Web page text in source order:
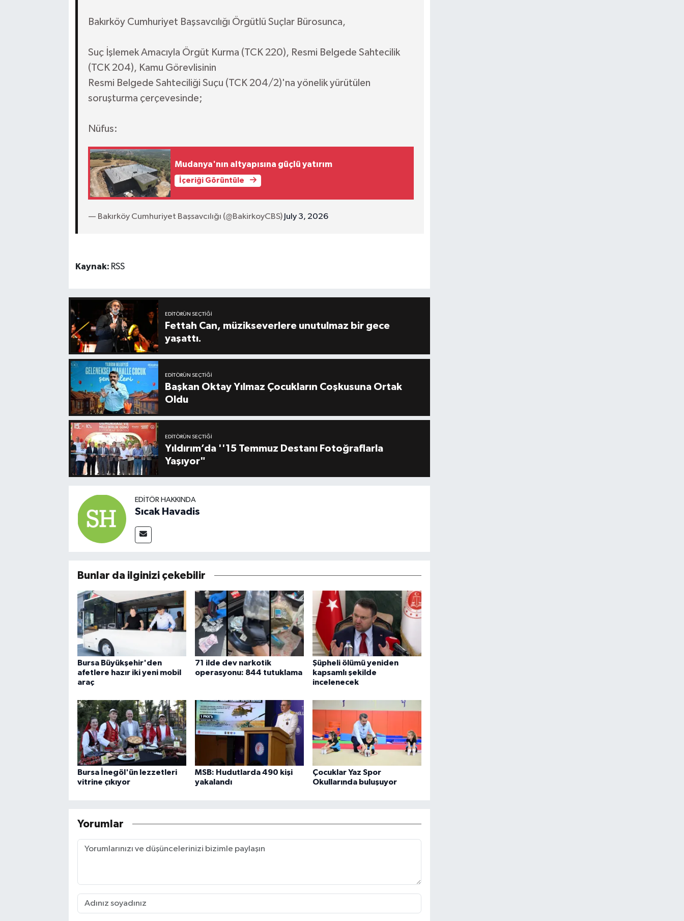
Bakırköy Cumhuriyet Başsavcılığı Örgütlü Suçlar Bürosunca,
Suç İşlemek Amacıyla Örgüt Kurma (TCK 220), Resmi Belgede Sahtecilik
(TCK 204), Kamu Görevlisinin
Resmi Belgede Sahteciliği Suçu (TCK 204/2)'na yönelik yürütülen
soruşturma çerçevesinde;
Nüfus:
Mudanya'nın altyapısına güçlü yatırım
İçeriği Görüntüle
— Bakırköy Cumhuriyet Başsavcılığı (@BakirkoyCBS) July 3, 2026
Kaynak: RSS
EDITÖRÜN SEÇTIĞI
Fettah Can, müzikseverlere unutulmaz bir gece
yaşattı.
EDITÖRÜN SEÇTIĞI
Başkan Oktay Yılmaz Çocukların Coşkusuna Ortak
Oldu
EDITÖRÜN SEÇTIĞI
Yıldırım’da ''15 Temmuz Destanı Fotoğraflarla
Yaşıyor"
EDITÖR HAKKINDA
Sıcak Havadis
Bunlar da ilginizi çekebilir
Bursa Büyükşehir'den
afetlere hazır iki yeni mobil
araç
71 ilde dev narkotik
operasyonu: 844 tutuklama
Şüpheli ölümü yeniden
kapsamlı şekilde
incelenecek
Bursa İnegöl'ün lezzetleri
vitrine çıkıyor
MSB: Hudutlarda 490 kişi
yakalandı
Çocuklar Yaz Spor
Okullarında buluşuyor
Yorumlar